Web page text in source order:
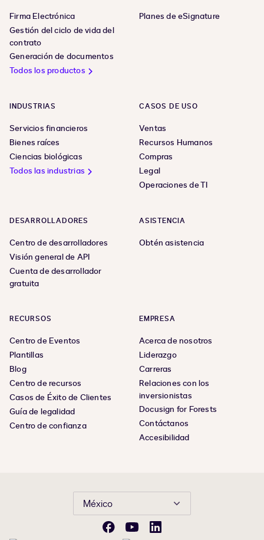
Firma Electrónica
Gestión del ciclo de vida del
contrato
Generación de documentos
Todos los productos
Planes de eSignature
INDUSTRIAS
Servicios financieros
Bienes raíces
Ciencias biológicas
Todos las industrias
CASOS DE USO
Ventas
Recursos Humanos
Compras
Legal
Operaciones de TI
DESARROLLADORES
Centro de desarrolladores
Visión general de API
Cuenta de desarrollador
gratuita
ASISTENCIA
Obtén asistencia
RECURSOS
Centro de Eventos
Plantillas
Blog
Centro de recursos
Casos de Éxito de Clientes
Guía de legalidad
Centro de confianza
EMPRESA
Acerca de nosotros
Liderazgo
Carreras
Relaciones con los
inversionistas
Docusign for Forests
Contáctanos
Accesibilidad
México
FacebookYouTubeLinkedIn